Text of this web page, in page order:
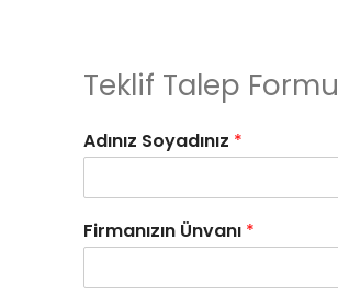
Teklif Talep Formu
Adınız Soyadınız *
Firmanızın Ünvanı *